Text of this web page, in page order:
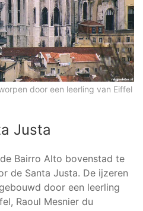
door een leerling van Eiffel
Justa
Bairro Alto bovenstad te
de Santa Justa. De ijzeren
door een leerling
Raoul Mesnier du